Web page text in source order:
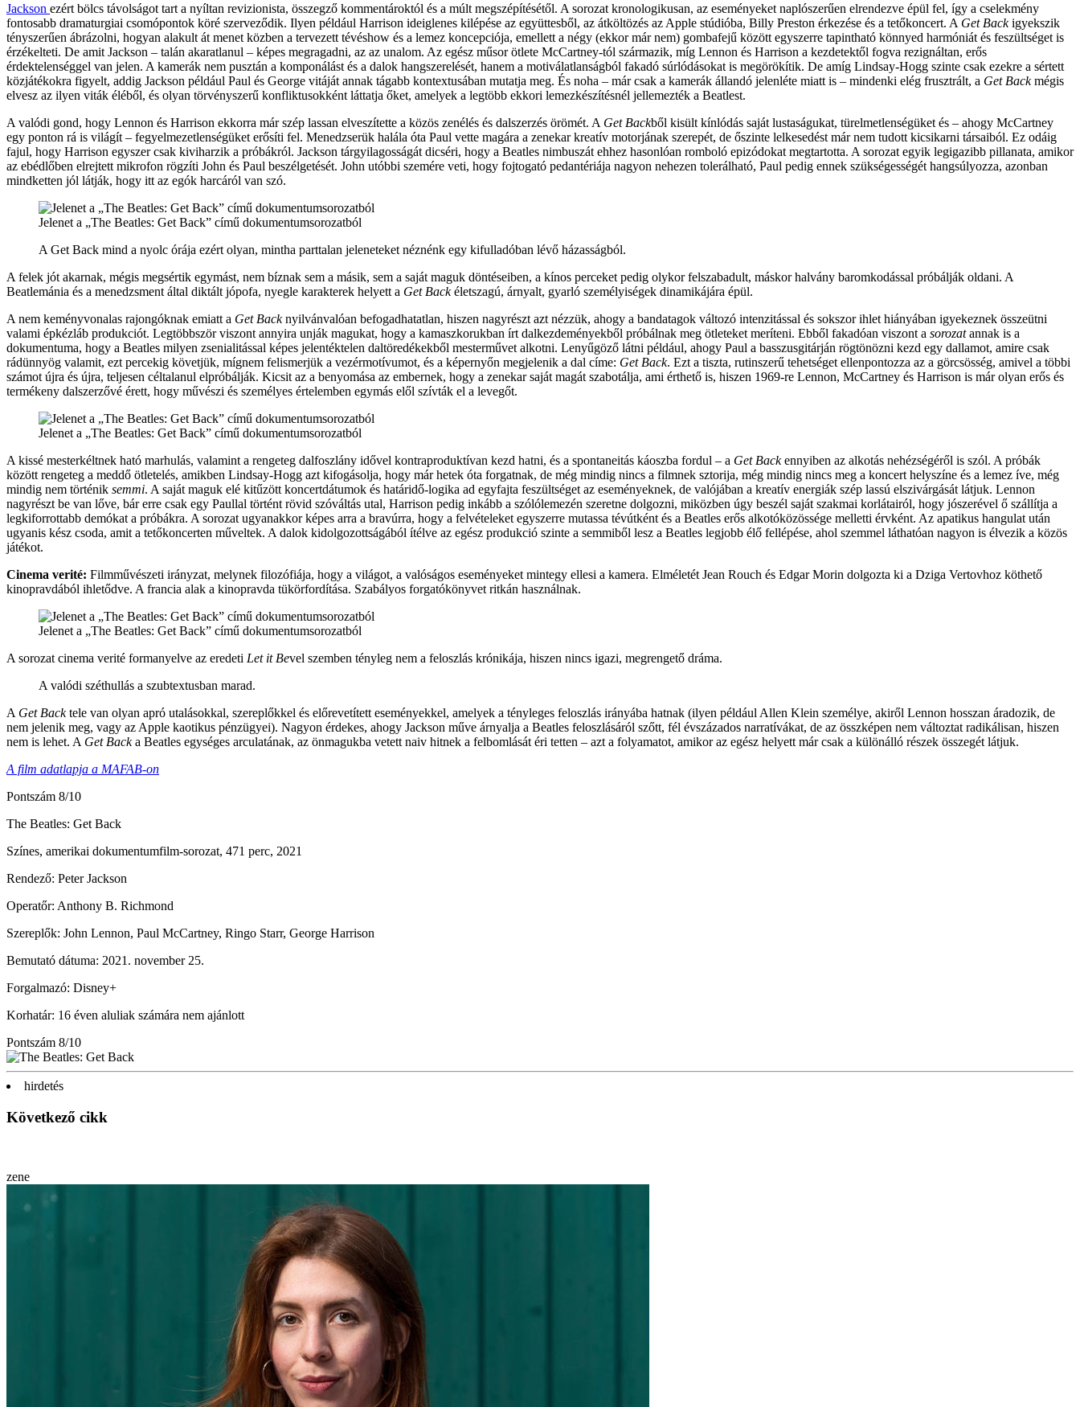
Jackson ezért bölcs távolságot tart a nyíltan revizionista, összegző kommentároktól és a múlt megszépítésétől. A sorozat kronologikusan, az eseményeket naplószerűen elrendezve épül fel, így a cselekmény
fontosabb dramaturgiai csomópontok köré szerveződik. Ilyen például Harrison ideiglenes kilépése az együttesből, az átköltözés az Apple stúdióba, Billy Preston érkezése és a tetőkoncert. A Get Backigyekszik
tényszerűen ábrázolni, hogyan alakult át menet közben a tervezett tévéshow és a lemez koncepciója, emellett a négy (ekkor már nem) gombafejű között egyszerre tapintható könnyed harmóniát és feszültséget is
érzékelteti. De amit Jackson – talán akaratlanul – képes megragadni, az az unalom. Az egész műsor ötlete McCartney-tól származik, míg Lennon és Harrison a kezdetektől fogva rezignáltan, erős
érdektelenséggel van jelen. A kamerák nem pusztán a komponálást és a dalok hangszerelését, hanem a motiválatlanságból fakadó súrlódásokat is megörökítik. De amíg Lindsay-Hogg szinte csak ezekre a sértett
közjátékokra figyelt, addig Jackson például Paul és George vitáját annak tágabb kontextusában mutatja meg. És noha – már csak a kamerák állandó jelenléte miatt is – mindenki elég frusztrált, a Get Backmégis
elvesz az ilyen viták éléből, és olyan törvényszerű konfliktusokként láttatja őket, amelyek a legtöbb ekkori lemezkészítésnél jellemezték a Beatlest.
A valódi gond, hogy Lennon és Harrison ekkorra már szép lassan elveszítette a közös zenélés és dalszerzés örömét. A Get Backből kisült kínlódás saját lustaságukat, türelmetlenségüket és – ahogy McCartney
egy ponton rá is világít – fegyelmezetlenségüket erősíti fel. Menedzserük halála óta Paul vette magára a zenekar kreatív motorjának szerepét, de őszinte lelkesedést már nem tudott kicsikarni társaiból. Ez odáig
fajul, hogy Harrison egyszer csak kiviharzik a próbákról. Jackson tárgyilagosságát dicséri, hogy a Beatles nimbuszát ehhez hasonlóan romboló epizódokat megtartotta. A sorozat egyik legigazibb pillanata, amikor
az ebédlőben elrejtett mikrofon rögzíti John és Paul beszélgetését. John utóbbi szemére veti, hogy fojtogató pedantériája nagyon nehezen tolerálható, Paul pedig ennek szükségességét hangsúlyozza, azonban
mindketten jól látják, hogy itt az egók harcáról van szó.
Jelenet a „The Beatles: Get Back” című dokumentumsorozatból
A Get Back mind a nyolc órája ezért olyan, mintha parttalan jeleneteket néznénk egy kifulladóban lévő házasságból.
A felek jót akarnak, mégis megsértik egymást, nem bíznak sem a másik, sem a saját maguk döntéseiben, a kínos perceket pedig olykor felszabadult, máskor halvány baromkodással próbálják oldani. A
Beatlemánia és a menedzsment által diktált jópofa, nyegle karakterek helyett a Get Backéletszagú, árnyalt, gyarló személyiségek dinamikájára épül.
A nem keményvonalas rajongóknak emiatt a Get Backnyilvánvalóan befogadhatatlan, hiszen nagyrészt azt nézzük, ahogy a bandatagok változó intenzitással és sokszor ihlet hiányában igyekeznek összeütni
valami épkézláb produkciót. Legtöbbször viszont annyira unják magukat, hogy a kamaszkorukban írt dalkezdeményekből próbálnak meg ötleteket meríteni. Ebből fakadóan viszont a sorozatannak is a
dokumentuma, hogy a Beatles milyen zsenialitással képes jelentéktelen daltöredékekből mesterművet alkotni. Lenyűgöző látni például, ahogy Paul a basszusgitárján rögtönözni kezd egy dallamot, amire csak
rádünnyög valamit, ezt percekig követjük, mígnem felismerjük a vezérmotívumot, és a képernyőn megjelenik a dal címe: Get Back. Ezt a tiszta, rutinszerű tehetséget ellenpontozza az a görcsösség, amivel a többi
számot újra és újra, teljesen céltalanul elpróbálják. Kicsit az a benyomása az embernek, hogy a zenekar saját magát szabotálja, ami érthető is, hiszen 1969-re Lennon, McCartney és Harrison is már olyan erős és
termékeny dalszerzővé érett, hogy művészi és személyes értelemben egymás elől szívták el a levegőt.
Jelenet a „The Beatles: Get Back” című dokumentumsorozatból
A kissé mesterkéltnek ható marhulás, valamint a rengeteg dalfoszlány idővel kontraproduktívan kezd hatni, és a spontaneitás káoszba fordul – a Get Backennyiben az alkotás nehézségéről is szól. A próbák
között rengeteg a meddő ötletelés, amikben Lindsay-Hogg azt kifogásolja, hogy már hetek óta forgatnak, de még mindig nincs a filmnek sztorija, még mindig nincs meg a koncert helyszíne és a lemez íve, még
mindig nem történik semmi. A saját maguk elé kitűzött koncertdátumok és határidő-logika ad egyfajta feszültséget az eseményeknek, de valójában a kreatív energiák szép lassú elszivárgását látjuk. Lennon
nagyrészt be van lőve, bár erre csak egy Paullal történt rövid szóváltás utal, Harrison pedig inkább a szólólemezén szeretne dolgozni, miközben úgy beszél saját szakmai korlátairól, hogy jószerével ő szállítja a
legkiforrottabb demókat a próbákra. A sorozat ugyanakkor képes arra a bravúrra, hogy a felvételeket egyszerre mutassa tévútként és a Beatles erős alkotóközössége melletti érvként. Az apatikus hangulat után
ugyanis kész csoda, amit a tetőkoncerten műveltek. A dalok kidolgozottságából ítélve az egész produkció szinte a semmiből lesz a Beatles legjobb élő fellépése, ahol szemmel láthatóan nagyon is élvezik a közös
játékot.
Cinema verité: Filmművészeti irányzat, melynek filozófiája, hogy a világot, a valóságos eseményeket mintegy ellesi a kamera. Elméletét Jean Rouch és Edgar Morin dolgozta ki a Dziga Vertovhoz köthető
kinopravdából ihletődve. A francia alak a kinopravda tükörfordítása. Szabályos forgatókönyvet ritkán használnak.
Jelenet a „The Beatles: Get Back” című dokumentumsorozatból
A sorozat cinema verité formanyelve az eredeti Let it Bevel szemben tényleg nem a feloszlás krónikája, hiszen nincs igazi, megrengető dráma.
A valódi széthullás a szubtextusban marad.
A Get Backtele van olyan apró utalásokkal, szereplőkkel és előrevetített eseményekkel, amelyek a tényleges feloszlás irányába hatnak (ilyen például Allen Klein személye, akiről Lennon hosszan áradozik, de
nem jelenik meg, vagy az Apple kaotikus pénzügyei). Nagyon érdekes, ahogy Jackson műve árnyalja a Beatles feloszlásáról szőtt, fél évszázados narratívákat, de az összképen nem változtat radikálisan, hiszen
nem is lehet. A Get Backa Beatles egységes arculatának, az önmagukba vetett naiv hitnek a felbomlását éri tetten – azt a folyamatot, amikor az egész helyett már csak a különálló részek összegét látjuk.
A film adatlapja a MAFAB-on
Pontszám 8/10
The Beatles: Get Back
Színes, amerikai dokumentumfilm-sorozat, 471 perc, 2021
Rendező: Peter Jackson
Operatőr: Anthony B. Richmond
Szereplők: John Lennon, Paul McCartney, Ringo Starr, George Harrison
Bemutató dátuma: 2021. november 25.
Forgalmazó: Disney+
Korhatár: 16 éven aluliak számára nem ajánlott
Pontszám 8/10
hirdetés
Következő cikk
zene